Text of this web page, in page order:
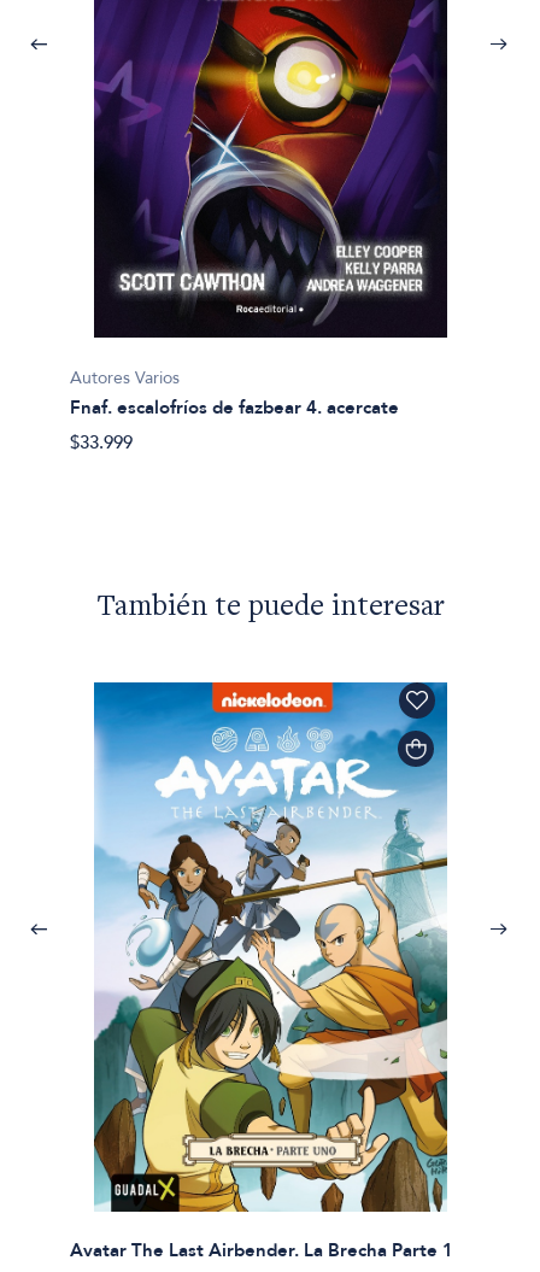
Autores Varios
Fnaf. escalofríos de fazbear 4. acercate
$33.999
También te puede interesar
Avatar The Last Airbender. La Brecha Parte 1